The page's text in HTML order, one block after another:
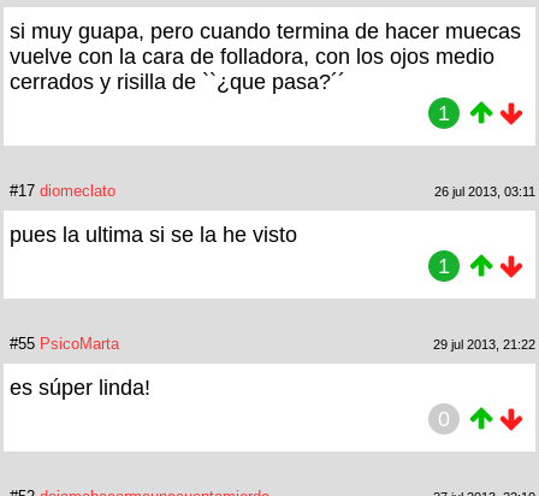
si muy guapa, pero cuando termina de hacer muecas
vuelve con la cara de folladora, con los ojos medio
cerrados y risilla de ``¿que pasa?´´
1
#17 diomeclato 26 jul 2013, 03:11
pues la ultima si se la he visto
1
#55 PsicoMarta 29 jul 2013, 21:22
es súper linda!
0